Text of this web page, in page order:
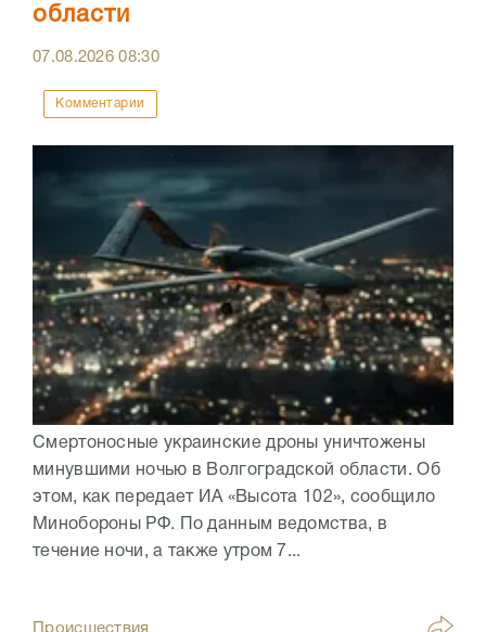
области
07.08.202608:30
Комментарии
Смертоносные украинские дроны уничтожены
минувшими ночью в Волгоградской области. Об
этом, как передает ИА «Высота 102», сообщило
Минобороны РФ. По данным ведомства, в
течение ночи, а также утром 7...
Происшествия